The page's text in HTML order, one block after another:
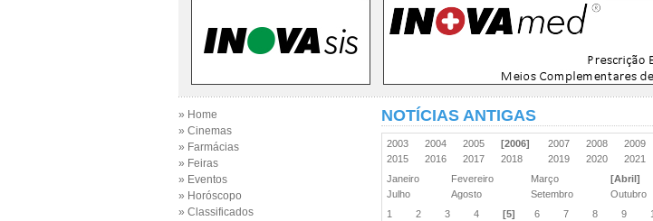
» Home
» Cinemas
» Farmácias
» Feiras
» Eventos
» Horóscopo
» Classificados
NOTÍCIAS ANTIGAS
2003 2004 2005 [2006] 2007 2008 2009
2015
2016 2017 2018 2019 2020 2021
Janeiro
Fevereiro Março [Abril]
Julho
Agosto Setembro Outubro
1
2 3 4 [5] 6 7 8 9